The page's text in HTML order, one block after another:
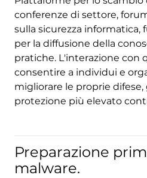
conferenze di settore,
sulla sicurezza informatica,
per la diffusione della
pratiche. L'interazione con
consentire a individui e
migliorare le proprie
protezione più elevato
Preparazione
malware.